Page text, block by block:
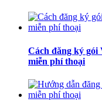
Cách đăng ký gói
miễn phí thoại